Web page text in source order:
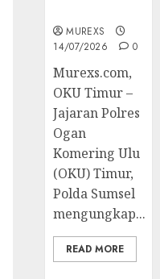
MUREXS
14/07/2026
0
Murexs.com,
OKU Timur –
Jajaran Polres
Ogan
Komering Ulu
(OKU) Timur,
Polda Sumsel
mengungkap...
READ MORE